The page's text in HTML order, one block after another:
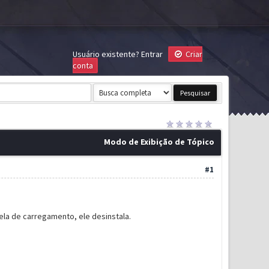
Usuário existente? Entrar
Criar
conta
Modo de Exibição de Tópico
#1
de carregamento, ele desinstala.